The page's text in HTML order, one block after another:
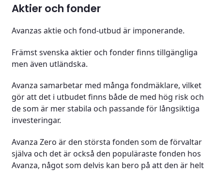
Aktier och fonder
Avanzas aktie och fond-utbud är imponerande.
Främst svenska aktier och fonder finns tillgängliga
men även utländska.
Avanza samarbetar med många fondmäklare, vilket
gör att det i utbudet finns både de med hög risk och
de som är mer stabila och passande för långsiktiga
investeringar.
Avanza Zero är den största fonden som de förvaltar
själva och det är också den populäraste fonden hos
Avanza, något som delvis kan bero på att den är helt